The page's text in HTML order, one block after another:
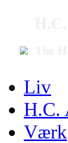
Liv
H.C.
Værk